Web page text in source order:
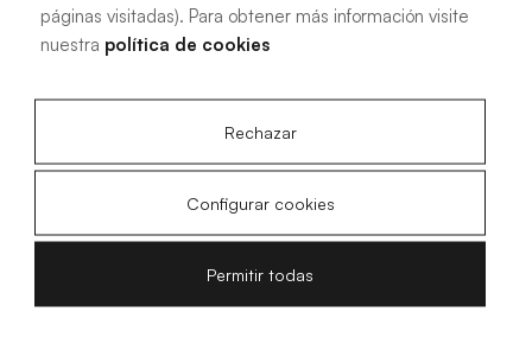
4.15 MB|PDF
Technische Zeichnungen Livo
páginas visitadas). Para obtener más información visite
nuestra política de cookies
Rechazar
Configurar cookies
Permitir todas